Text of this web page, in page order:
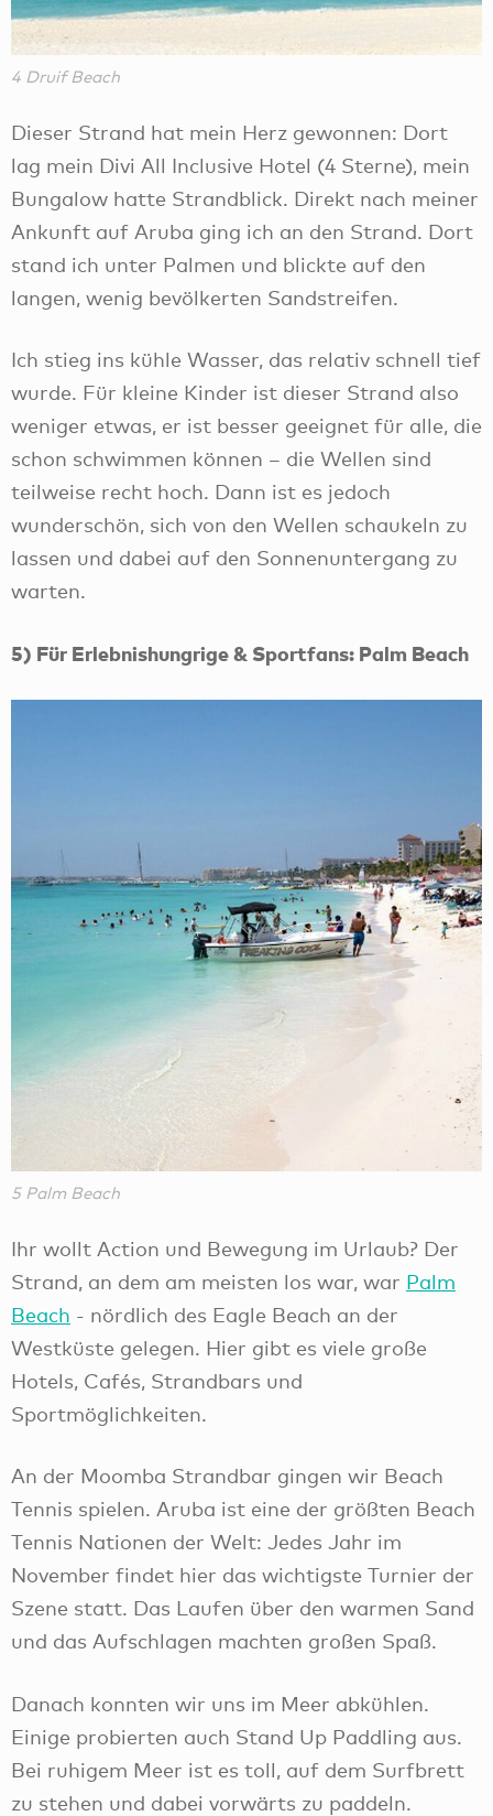
4 Druif Beach
Dieser Strand hat mein Herz gewonnen: Dort
lag mein Divi All Inclusive Hotel (4 Sterne), mein
Bungalow hatte Strandblick. Direkt nach meiner
Ankunft auf Aruba ging ich an den Strand. Dort
stand ich unter Palmen und blickte auf den
langen, wenig bevölkerten Sandstreifen.
Ich stieg ins kühle Wasser, das relativ schnell tief
wurde. Für kleine Kinder ist dieser Strand also
weniger etwas, er ist besser geeignet für alle, die
schon schwimmen können – die Wellen sind
teilweise recht hoch. Dann ist es jedoch
wunderschön, sich von den Wellen schaukeln zu
lassen und dabei auf den Sonnenuntergang zu
warten.
5) Für Erlebnishungrige & Sportfans: Palm Beach
5 Palm Beach
Ihr wollt Action und Bewegung im Urlaub? Der
Strand, an dem am meisten los war, war Palm
Beach - nördlich des Eagle Beach an der
Westküste gelegen. Hier gibt es viele große
Hotels, Cafés, Strandbars und
Sportmöglichkeiten.
An der Moomba Strandbar gingen wir Beach
Tennis spielen. Aruba ist eine der größten Beach
Tennis Nationen der Welt: Jedes Jahr im
November findet hier das wichtigste Turnier der
Szene statt. Das Laufen über den warmen Sand
und das Aufschlagen machten großen Spaß.
Danach konnten wir uns im Meer abkühlen.
Einige probierten auch Stand Up Paddling aus.
Bei ruhigem Meer ist es toll, auf dem Surfbrett
zu stehen und dabei vorwärts zu paddeln.